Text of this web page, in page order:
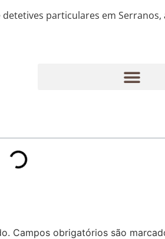
particulares em Serranos,
Campos obrigatórios são